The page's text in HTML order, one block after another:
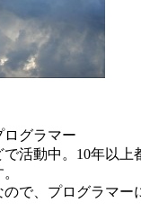
ログラマー
で活動中。10年以上
で、プログラマー